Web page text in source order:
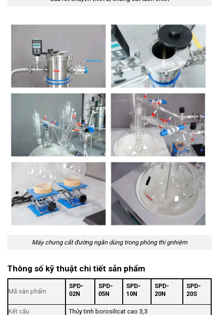
Máy chưng cất đường ngắn dùng trong phòng thí gnhiệm
Thông số kỹ thuật chi tiết sản phẩm
Mã sản phẩm
SPD-
02N
SPD-
05N
SPD-
10N
SPD-
20N
SPD-
20S
Kết cấu Thủy tinh borosilicat cao 3,3